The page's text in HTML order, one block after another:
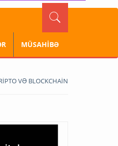
MÜSAHİBƏ
VƏ BLOCKCHAİN